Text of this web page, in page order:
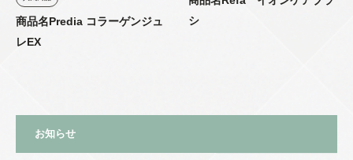
商品名Predia コラーゲンジュ
レEX
シ
お知らせ